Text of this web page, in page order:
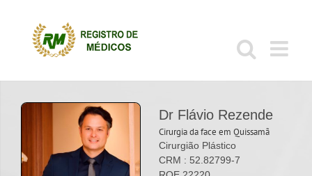
conteúdo
Dr Flávio Rezende
Cirurgia da face em Quissamã
Cirurgião Plástico
CRM : 52.82799-7